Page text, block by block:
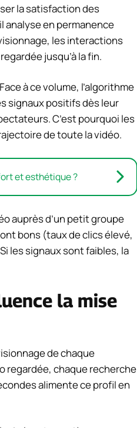
la satisfaction des
analyse en permanence
les interactions
jusqu’à la fin.
à ce volume, l’algorithme
signaux positifs dès leur
C’est pourquoi les
de toute la vidéo.
et esthétique ?
auprès d’un petit groupe
bons (taux de clics élevé,
les signaux sont faibles, la
la mise
de chaque
regardée, chaque recherche
alimente ce profil en